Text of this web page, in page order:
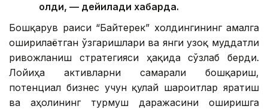
олди, — дейилади хабарда.
Бошқарув раиси “Байтерек” холдингининг амалга
оширилаётган ўзгаришлари ва янги узоқ муддатли
ривожланиш стратегияси ҳақида сўзлаб берди.
Лойиҳа активларни самарали бошқариш,
потенциал бизнес учун қулай шароитлар яратиш
ва аҳолининг турмуш даражасини оширишга